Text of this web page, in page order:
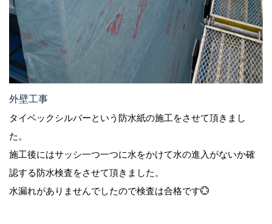
外壁工事
タイベックシルバーという防水紙の施工をさせて頂きまし
た。
施工後にはサッシ一つ一つに水をかけて水の進入がないか確
認する防水検査をさせて頂きました。
水漏れがありませんでしたので検査は合格です💮